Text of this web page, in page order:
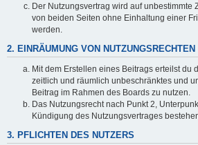
Der Nutzungsvertrag wird auf unbestimmte
von beiden Seiten ohne Einhaltung einer
werden.
2. EINRÄUMUNG VON NUTZUNGSRECHTEN
Mit dem Erstellen eines Beitrags erteilst du
zeitlich und räumlich unbeschränktes und
Beitrag im Rahmen des Boards zu nutzen.
Das Nutzungsrecht nach Punkt 2,
Kündigung des Nutzungsvertrages
3. PFLICHTEN DES NUTZERS